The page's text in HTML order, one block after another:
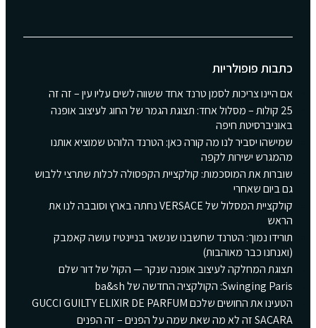
כתבות פופולריות
אם היינו צריכות לסמן טרנד אחד ששווה לשים עליו עין – זה זה
25 קולות – מסלול אחד: תצוגת הגמר של החוג לעיצוב אופנה
באוניברסיטת חיפה
שמישהו יסביר לנו מה קורה כאן: הטרנד הלוהט שמוציא אותנו
מהמגרש ישירות לקפה
שוברות את המוסכמות: קולקציית הקפסולה לכלות שתרצי ללבוש
גם ביום שאחרי
קולקציית המסלול של VERSACE נחתה בארץ וסובבה לנו את
הראש
תורידו נמוך: הטרנד שחשבנו שנשאר בניינטיז עושה קאמבק
(ואנחנו כבר מאוהבות)
תצוגת המחלקה לעיצוב אופנה שנקר — הקול של דור שלם
Swinging Paris: הקולקציה החדשה של ba&sh
הטעינו את החושים שלכם GUCCI GUILTY ELIXIR DE PARFUM
SACARA זה לא מה שאת שמה על הפנים – זה הפנים